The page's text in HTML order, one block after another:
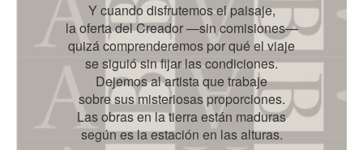
Y cuando disfrutemos el paisaje,
la oferta del Creador —sin comisiones—
quizá comprenderemos por qué el viaje
se siguió sin fijar las condiciones.
Dejemos al artista que trabaje
sobre sus misteriosas proporciones.
Las obras en la tierra están maduras
según es la estación en las alturas.